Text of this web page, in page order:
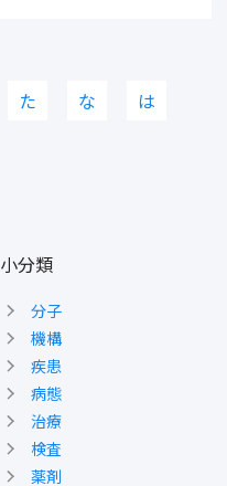
た な は
小分類
分子
機構
疾患
病態
治療
検査
薬剤